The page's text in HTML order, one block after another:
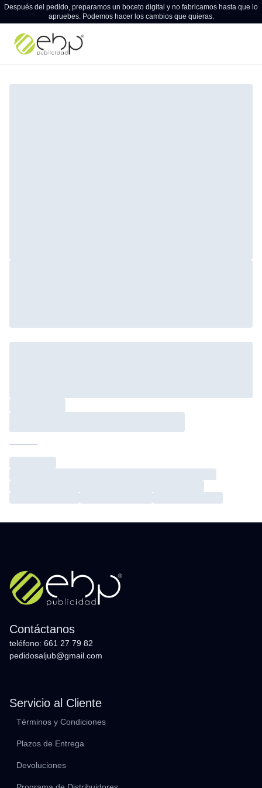
Después del pedido, preparamos un boceto digital y no fabricamos hasta que lo
apruebes. Podemos hacer los cambios que quieras.
Contáctanos
teléfono: 661 27 79 82
pedidosaljub@gmail.com
Servicio al Cliente
Términos y Condiciones
Plazos de Entrega
Devoluciones